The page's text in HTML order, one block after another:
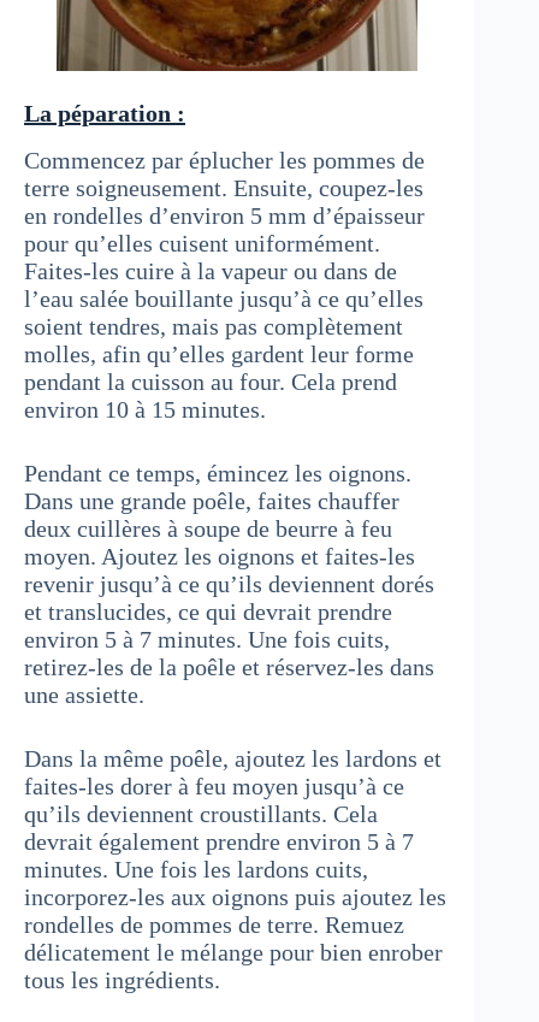
La péparation :
Commencez par éplucher les pommes de
terre soigneusement. Ensuite, coupez-les
en rondelles d’environ 5 mm d’épaisseur
pour qu’elles cuisent uniformément.
Faites-les cuire à la vapeur ou dans de
l’eau salée bouillante jusqu’à ce qu’elles
soient tendres, mais pas complètement
molles, afin qu’elles gardent leur forme
pendant la cuisson au four. Cela prend
environ 10 à 15 minutes.
Pendant ce temps, émincez les oignons.
Dans une grande poêle, faites chauffer
deux cuillères à soupe de beurre à feu
moyen. Ajoutez les oignons et faites-les
revenir jusqu’à ce qu’ils deviennent dorés
et translucides, ce qui devrait prendre
environ 5 à 7 minutes. Une fois cuits,
retirez-les de la poêle et réservez-les dans
une assiette.
Dans la même poêle, ajoutez les lardons et
faites-les dorer à feu moyen jusqu’à ce
qu’ils deviennent croustillants. Cela
devrait également prendre environ 5 à 7
minutes. Une fois les lardons cuits,
incorporez-les aux oignons puis ajoutez les
rondelles de pommes de terre. Remuez
délicatement le mélange pour bien enrober
tous les ingrédients.